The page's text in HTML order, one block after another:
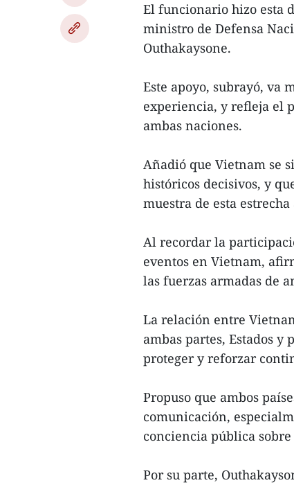
El funcionario hizo esta
ministro de Defensa
Outhakaysone.
Este apoyo, subrayó, va
experiencia, y refleja el
ambas naciones.
Añadió que Vietnam se
históricos decisivos, y
muestra de esta
Al recordar la
eventos en Vietnam,
las fuerzas armadas de
La relación entre
ambas partes, Estados
proteger y reforzar
Propuso que ambos
comunicación,
conciencia pública
Por su parte,